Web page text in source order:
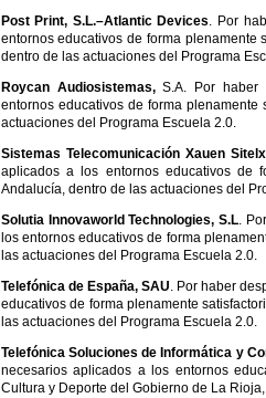
Post Print, S.L.–Atlantic Devices. Por
entornos educativos de forma plenamente
dentro de las actuaciones del Programa
Roycan Audiosistemas,S.A. Por haber
entornos educativos de forma
actuaciones del Programa Escuela 2.0.
Sistemas Telecomunicación Xauen
aplicados a los entornos educativos de
Andalucía, dentro de las actuaciones del
Solutia Innovaworld Technologies, S.L.
los entornos educativos de forma
las actuaciones del Programa Escuela 2.0.
Telefónica de España, SAU. Por haber
educativos de forma plenamente
las actuaciones del Programa Escuela 2.0.
Telefónica Soluciones de Informática y
necesarios aplicados a los entornos
Cultura y Deporte del Gobierno de La